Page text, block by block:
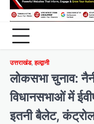
उत्तराखंड,हल्द्वानी
लोकसभा चुनाव:
विधानसभाओं में
इतनी बैलेट,